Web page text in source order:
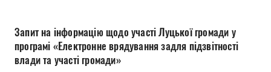
Бюджет
Запит на інформацію щодо участі Луцької громади у
програмі «Електронне врядування задля підзвітності
влади та участі громади»